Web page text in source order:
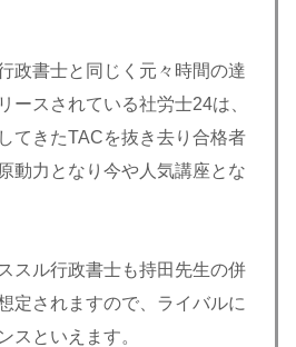
政書士と同じく元々時間の達
ースされている社労士24は、
てきたTACを抜き去り合格者
動力となり今や人気講座とな
スル行政書士も持田先生の併
定されますので、ライバルに
スといえます。